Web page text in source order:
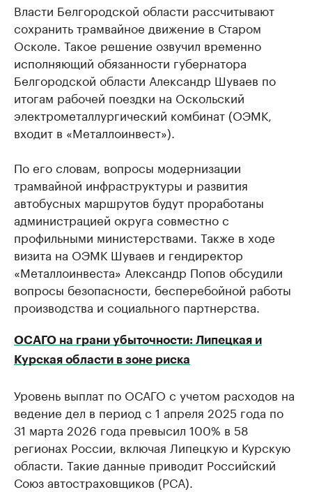
Власти Белгородской области рассчитывают
сохранить трамвайное движение в Старом
Осколе. Такое решение озвучил временно
исполняющий обязанности губернатора
Белгородской области Александр Шуваев по
итогам рабочей поездки на Оскольский
электрометаллургический комбинат (ОЭМК,
входит в «Металлоинвест»).
По его словам, вопросы модернизации
трамвайной инфраструктуры и развития
автобусных маршрутов будут проработаны
администрацией округа совместно с
профильными министерствами. Также в ходе
визита на ОЭМК Шуваев и гендиректор
«Металлоинвеста» Александр Попов обсудили
вопросы безопасности, бесперебойной работы
производства и социального партнерства.
ОСАГО на грани убыточности: Липецкая и
Курская области в зоне риска
Уровень выплат по ОСАГО с учетом расходов на
ведение дел в период с 1 апреля 2025 года по
31 марта 2026 года превысил 100% в 58
регионах России, включая Липецкую и Курскую
области. Такие данные приводит Российский
Союз автостраховщиков (РСА).